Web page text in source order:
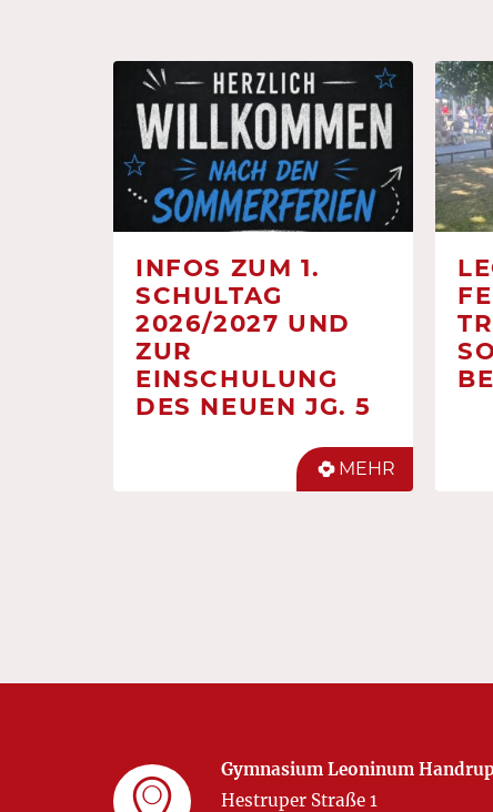
INFOS ZUM 1.
SCHULTAG
2026/2027 UND
ZUR
EINSCHULUNG
DES NEUEN JG. 5
MEHR
Gymnasium Leoninum Handrup
Hestruper Straße 1